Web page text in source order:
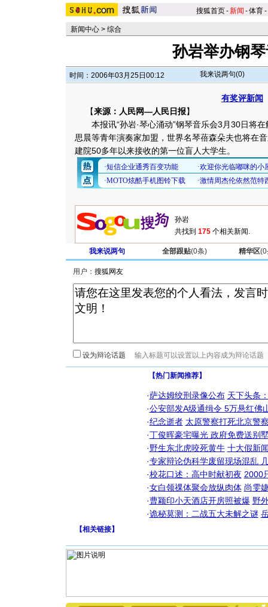
搜狐首页-新闻 -体育-
新闻中心 > 综合
孙岩举办钢
时间：2006年03月25日00:12 我来说两句(0)
有奖评新闻
【来源：人民网—人民日报】
本报讯“孙岩·琴心涌动”钢琴音乐会3月30日将在
思晨等青年演奏家加盟，世界名琴蓓森朵夫也将在
建院50多年以来接收的第一位盲人大学生。
共找到 175 个相关新闻.
我来说两句 全部跟贴(0条) 精华区(0
用户：
设为辩论话题
【热门新闻推荐】
·萨达姆绞刑录像公布 天下头条
·公安部发A级通缉令 5万悬红佛
·纪念逝者 太原警察打死北京警
·丁俊晖豪宅曝光 政府免费送别
·野生东北虎咬死黄牛 十大假新
·专家辩论伪科学废留现场混乱
·校花口述：高中时献初夜 2000
·女白领祼体聚会放纵肉体 尚雯
·曹颖印小天酒店开房照被爆 野
·诡秘莫测：二战五大未解之谜
【相关链接】
[圣诞节]
都要快乐